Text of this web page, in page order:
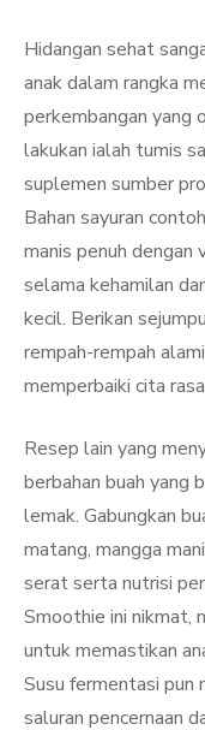
Hidangan sehat
anak dalam rangka
perkembangan yang
lakukan ialah tumis
suplemen sumber
Bahan sayuran
manis penuh dengan
selama kehamilan
kecil. Berikan
rempah-rempah
memperbaiki cita
Resep lain yang
berbahan buah yang
lemak. Gabungkan
matang, mangga
serat serta nutrisi
Smoothie ini nikmat,
untuk memastikan
Susu fermentasi pun
saluran pencernaan